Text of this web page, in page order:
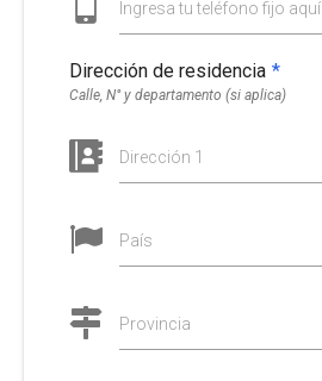
Ingresa tu teléfono fijo aquí
Dirección de residencia *
Calle, N° y departamento (si aplica)
Dirección 1
País
Provincia